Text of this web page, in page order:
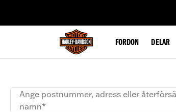
FORDON DELAR
Ange postnummer, adress eller
namn*